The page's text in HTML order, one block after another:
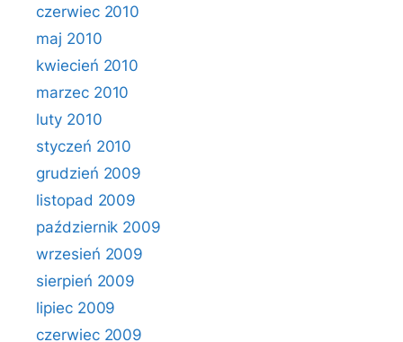
czerwiec 2010
maj 2010
kwiecień 2010
marzec 2010
luty 2010
styczeń 2010
grudzień 2009
listopad 2009
październik 2009
wrzesień 2009
sierpień 2009
lipiec 2009
czerwiec 2009